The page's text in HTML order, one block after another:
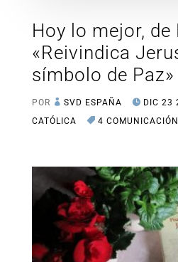
Hoy lo mejor, de
«Reivindica
símbolo de Paz»
POR SVD ESPAÑA DIC 23
CATÓLICA
4 COMUNICACIÓN